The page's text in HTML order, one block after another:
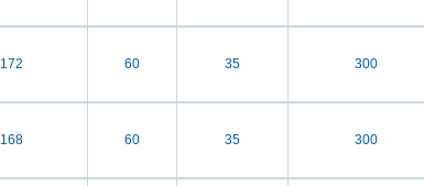
172 60 35 300
168 60 35 300